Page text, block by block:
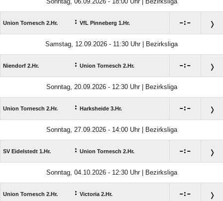
Union Tornesch 2.Hr. : VfL Pinneberg 1.Hr. :
Samstag, 12.09.2026 - 11:30 Uhr | Bezirksliga
Niendorf 2.Hr. : Union Tornesch 2.Hr. :
Sonntag, 20.09.2026 - 12:30 Uhr | Bezirksliga
Union Tornesch 2.Hr. : Harksheide 3.Hr. :
Sonntag, 27.09.2026 - 14:00 Uhr | Bezirksliga
SV Eidelstedt 1.Hr. : Union Tornesch 2.Hr. :
Sonntag, 04.10.2026 - 12:30 Uhr | Bezirksliga
Union Tornesch 2.Hr. : Victoria 2.Hr. :